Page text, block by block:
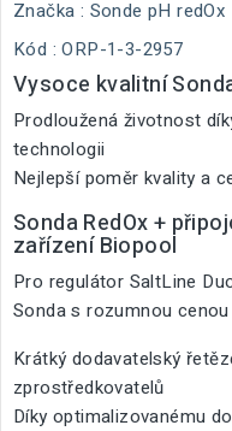
Značka : Sonde pH redOx
Kód : ORP-1-3-2957
Vysoce kvalitní
Prodloužená životnost
technologii
Nejlepší poměr kvality a
Sonda RedOx +
zařízení Biopool
Pro regulátor SaltLine
Sonda s rozumnou cenou
Krátký dodavatelský
zprostředkovatelů
Díky optimalizovanému